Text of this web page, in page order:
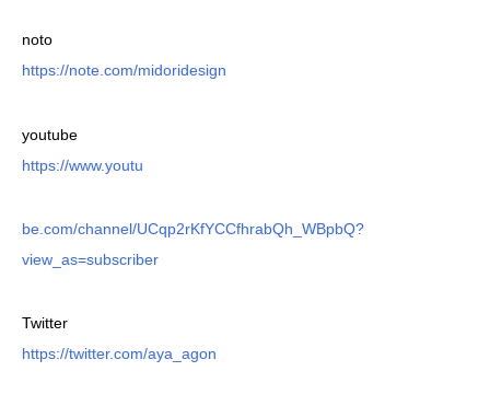
noto
https://note.com/midoridesign
youtube
https://www.youtu
be.com/channel/UCqp2rKfYCCfhrabQh_WBpbQ?
view_as=subscriber
Twitter
https://twitter.com/aya_agon